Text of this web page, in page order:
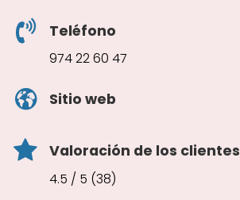
Teléfono
974 22 60 47
Sitio web
Valoración de los clientes
4.5 / 5 (38)